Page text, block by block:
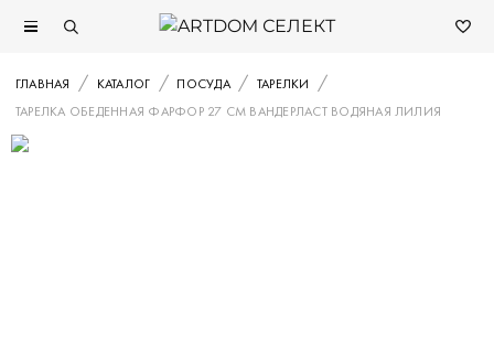
ГЛАВНАЯ КАТАЛОГ ПОСУДА
ТАРЕЛКИ
ТАРЕЛКА ОБЕДЕННАЯ ФАРФОР 27 СМ ВАНДЕРЛАСТ ВОДЯНАЯ ЛИЛИЯ